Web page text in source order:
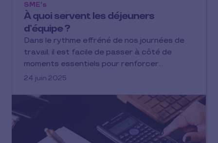
À quoi servent les déjeuners
d’équipe ?
SME's
Dans le rythme effréné de nos journées de
travail, il est facile de passer à côté de
moments essentiels pour renforcer…
24 juin 2025